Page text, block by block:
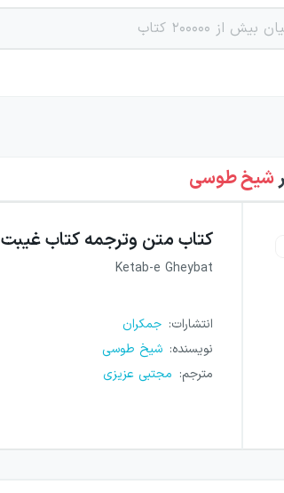
شیخ طوسی
کتاب متن وترجمه کتاب غیبت
Ketab-e Gheybat
انتشارات: جمکران
نویسنده: شیخ طوسی
مترجم: مجتبی عزیزی